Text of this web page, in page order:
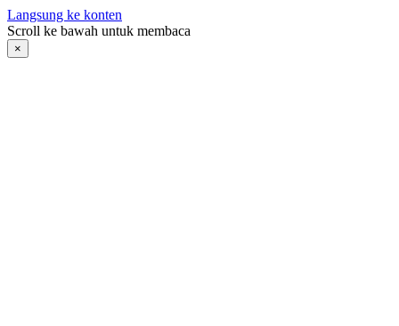
Langsung ke konten
Scroll ke bawah untuk membaca
×